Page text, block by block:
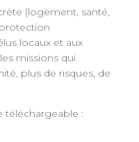
(logement, santé,
locaux et aux
missions qui
plus de risques, de
téléchargeable :